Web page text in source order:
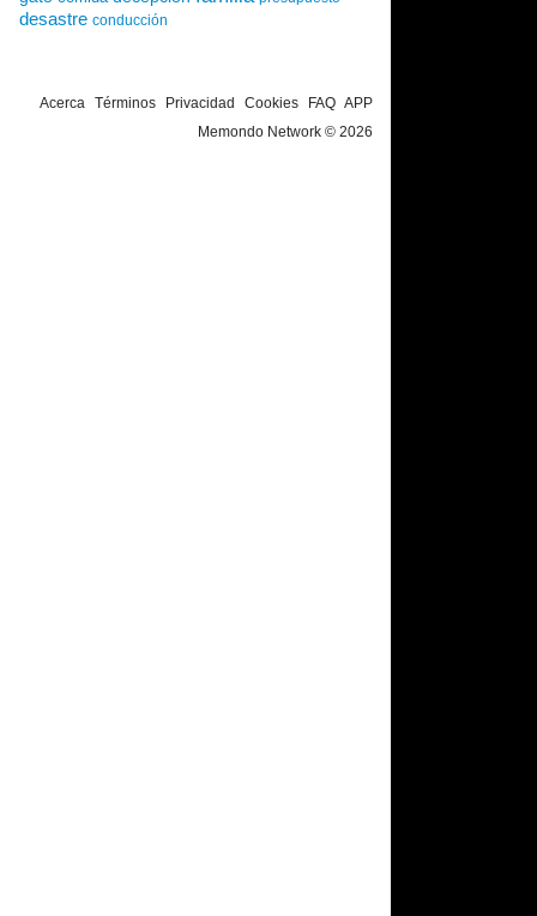
desastre conducción
Acerca Términos Privacidad Cookies FAQ APP
Memondo Network © 2026